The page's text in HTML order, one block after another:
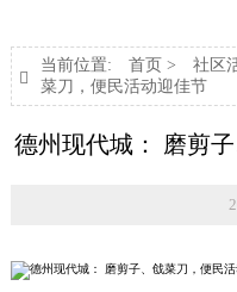

当前位置: 首页 > 社区
菜刀，便民活动迎佳节
德州现代城： 磨剪